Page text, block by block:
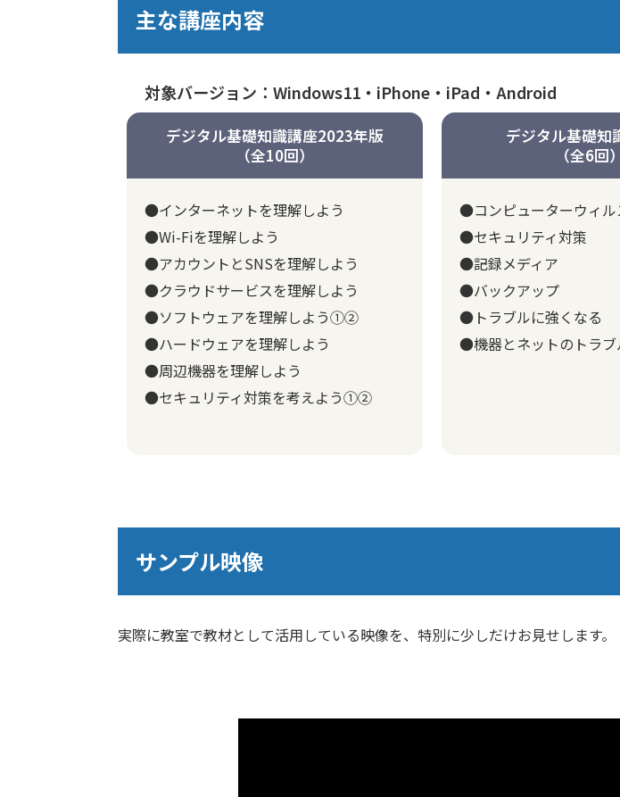
主な講座内容
対象バージョン：Windows11・iPhone・iPad・Android
デジタル基礎知識講座2023年版
（全10回）
●インターネットを理解しよう
●Wi-Fiを理解しよう
●アカウントとSNSを理解しよう
●クラウドサービスを理解しよう
●ソフトウェアを理解しよう①②
●ハードウェアを理解しよう
●周辺機器を理解しよう
●セキュリティ対策を考えよう①②
デジタル基礎知
（全6回）
●コンピューターウィル
●セキュリティ対策
●記録メディア
●バックアップ
●トラブルに強くなる
●機器とネットのトラブ
サンプル映像
実際に教室で教材として活用している映像を、特別に少しだけお見せします。